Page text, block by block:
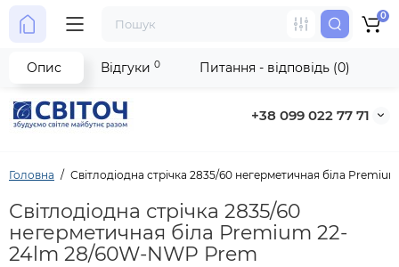
+38 099 022 77 71
0
Головна Світлодіодна стрічка 2835/60 негерметичная біла
Світлодіодна стрічка 2835/60
негерметичная біла Premium 22-
24lm 28/60W-NWP Prem
Опис Відгуки 0 Питання - відповідь (0)